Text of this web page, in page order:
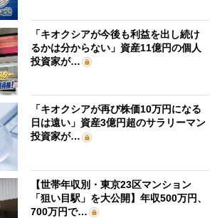
「キオクシアが今後も利益を出し続け
るかは分からない」資産11億円の個人
投資家が…
「キオクシアが再び株価10万円になる
日は遠い」資産3億円超のサラリーマン
投資家が…
【世帯年収別・東京23区マンション
「狙い目駅」を大公開】年収500万円、
700万円で…